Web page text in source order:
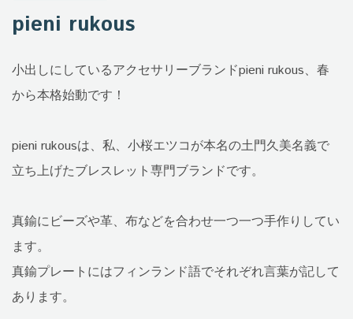
pieni rukous
小出しにしているアクセサリーブランドpieni rukous、春
から本格始動です！
pieni rukousは、私、小桜エツコが本名の土門久美名義で
立ち上げたブレスレット専門ブランドです。
真鍮にビーズや革、布などを合わせ一つ一つ手作りしてい
ます。
真鍮プレートにはフィンランド語でそれぞれ言葉が記して
あります。